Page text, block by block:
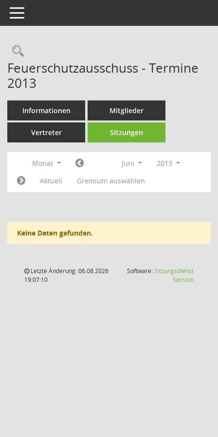
Toggle navigation
Rechercheauswahl
Feuerschutzausschuss - Termine
2013
Informationen Mitglieder
Vertreter Sitzungen
Monat Juni
2013
Aktuell
Gremium auswählen
Keine Daten gefunden.
Letzte Änderung: 06.08.2026
19:07:10
Software:Sitzungsdienst
Session(Wird in